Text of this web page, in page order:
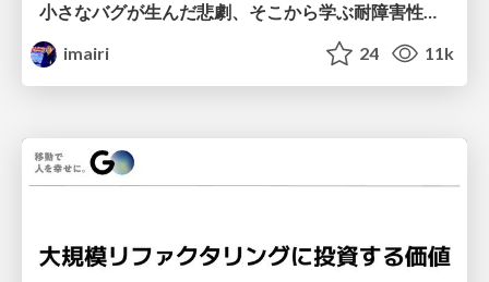
小さなバグが生んだ悲劇、そこから学ぶ耐障害性の高いアプリ設計
imairi
24 11k